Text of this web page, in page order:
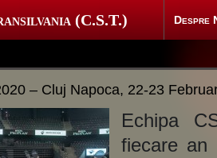
– Cluj Napoca, 22-23
Echipa
fiecare an
Despre
(C.S.T.)